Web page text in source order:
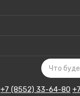
+7 (8552) 33-64-80